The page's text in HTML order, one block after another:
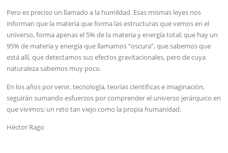
Pero es preciso un llamado a la humildad. Esas mismas leyes nos
informan que la materia que forma las estructuras que vemos en el
universo, forma apenas el 5% de la materia y energía total; que hay un
95% de materia y energía que llamamos “oscura”, que sabemos que
está allí, que detectamos sus efectos gravitacionales, pero de cuya
naturaleza sabemos muy poco.
En los años por venir, tecnología, teorías científicas e imaginación,
seguirán sumando esfuerzos por comprender el universo jerárquico en
que vivimos; un reto tan viejo como la propia humanidad.
Héctor Rago